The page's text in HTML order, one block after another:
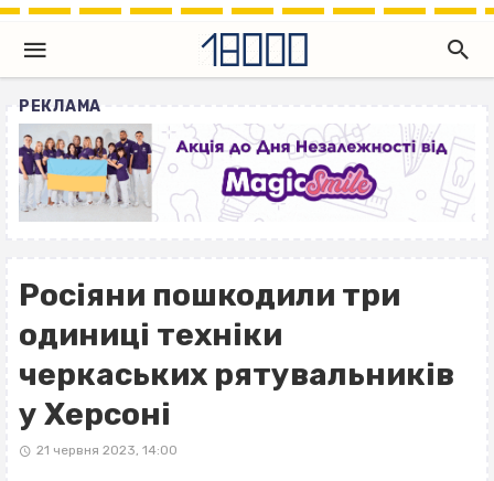
РЕКЛАМА
Росіяни пошкодили три
одиниці техніки
черкаських рятувальників
у Херсоні
21 червня 2023, 14:00